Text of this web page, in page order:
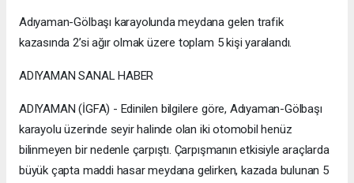
Adıyaman-Gölbaşı karayolunda meydana gelen trafik
kazasında 2’si ağır olmak üzere toplam 5 kişi yaralandı.
ADIYAMAN SANAL HABER
ADIYAMAN (İGFA) - Edinilen bilgilere göre, Adıyaman-Gölbaşı
karayolu üzerinde seyir halinde olan iki otomobil henüz
bilinmeyen bir nedenle çarpıştı. Çarpışmanın etkisiyle araçlarda
büyük çapta maddi hasar meydana gelirken, kazada bulunan 5